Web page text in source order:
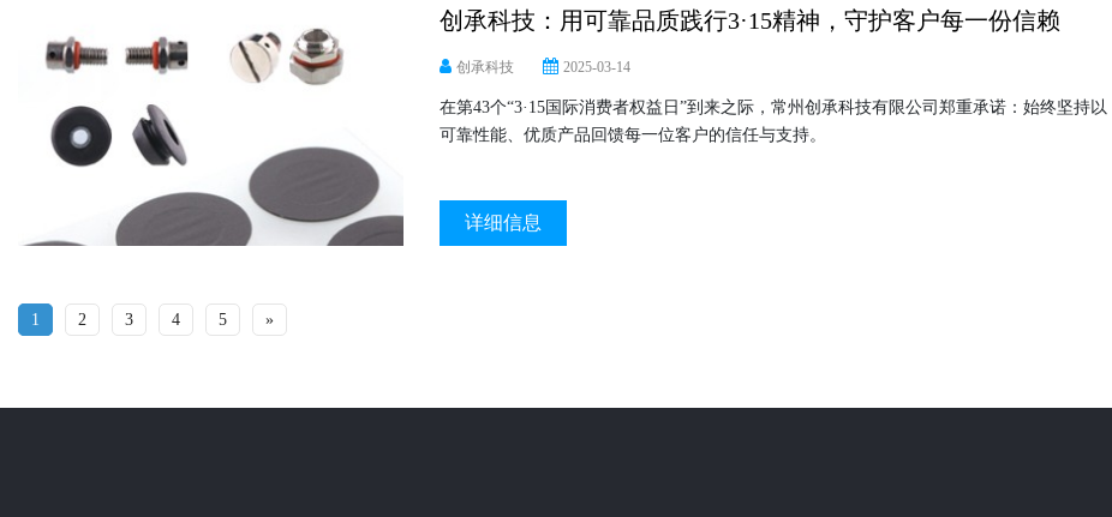
创承科技：用可靠品质践行3·15精神，守护客户每一份信赖
创承科技 2025-03-14
在第43个“3·15国际消费者权益日”到来之际，常州创承科技有限公司郑重承诺：始终坚持以
可靠性能、优质产品回馈每一位客户的信任与支持。
详细信息
1 2 3 4 5 »